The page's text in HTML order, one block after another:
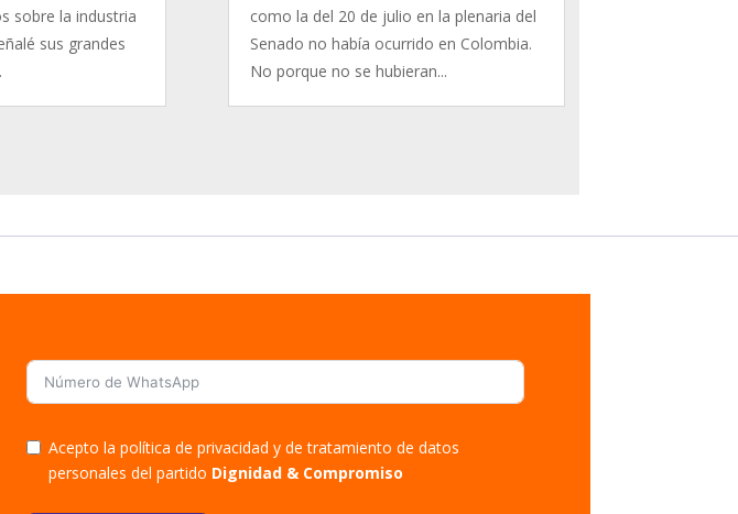
sobre la industria
sus grandes
como la del 20 de julio en la plenaria del
Senado no había ocurrido en Colombia.
No porque no se hubieran...
Acepto la política de privacidad y de tratamiento de datos
personales del partido Dignidad & Compromiso